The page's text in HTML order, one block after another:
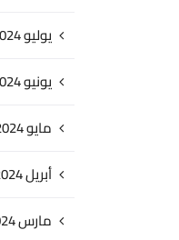
يوليو 2024
يونيو 2024
مايو 2024
أبريل 2024
مارس 2024